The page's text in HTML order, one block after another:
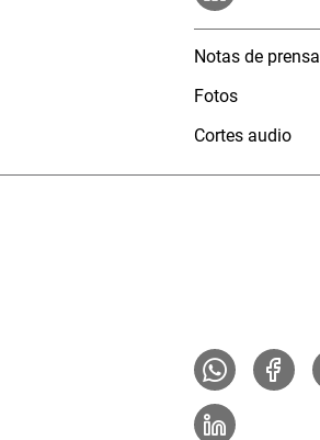
Notas de prensa
Fotos
Cortes audio